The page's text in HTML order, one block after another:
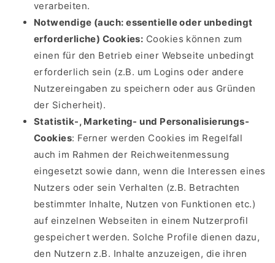
verarbeiten.
Notwendige (auch: essentielle oder unbedingt
erforderliche) Cookies: Cookies können zum
einen für den Betrieb einer Webseite unbedingt
erforderlich sein (z.B. um Logins oder andere
Nutzereingaben zu speichern oder aus Gründen
der Sicherheit).
Statistik-, Marketing- und Personalisierungs-
Cookies: Ferner werden Cookies im Regelfall
auch im Rahmen der Reichweitenmessung
eingesetzt sowie dann, wenn die Interessen eines
Nutzers oder sein Verhalten (z.B. Betrachten
bestimmter Inhalte, Nutzen von Funktionen etc.)
auf einzelnen Webseiten in einem Nutzerprofil
gespeichert werden. Solche Profile dienen dazu,
den Nutzern z.B. Inhalte anzuzeigen, die ihren